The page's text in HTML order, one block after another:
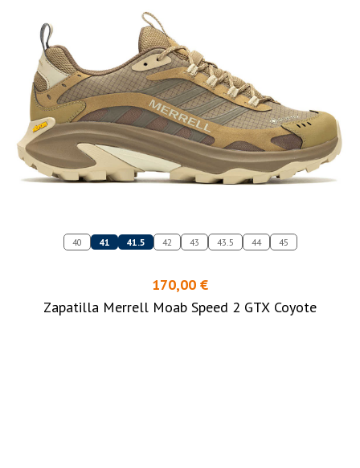
40 41 41.5 42 43 43.5 44 45
170,00 €
Zapatilla Merrell Moab Speed 2 GTX Coyote